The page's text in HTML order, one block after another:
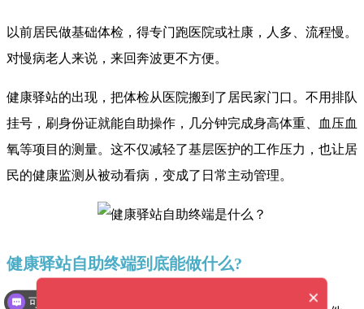
以前居民做基础体检，得专门跑医院或社康，人多、流程慢。
对慢病老人来说，来回奔波更不方便。
健康驿站的出现，把体检从医院搬到了居民家门口。不用排队
挂号，刷身份证就能自助操作，几分钟完成身高体重、血压血
氧等项目的测量。这不仅减轻了基层医护的工作压力，也让居
民的健康监测从被动看病，变成了日常主动管理。
健康驿站自助终端到底能做什么?
×